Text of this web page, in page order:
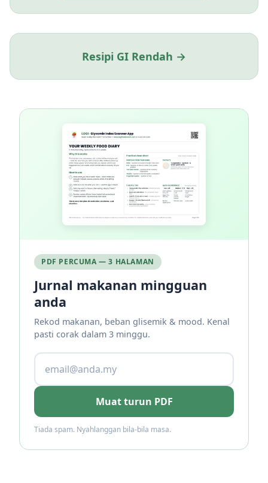
Resipi GI Rendah →
PDF PERCUMA — 3 HALAMAN
Jurnal makanan mingguan
anda
Rekod makanan, beban glisemik & mood. Kenal
pasti corak dalam 3 minggu.
Muat turun PDF
Tiada spam. Nyahlanggan bila-bila masa.